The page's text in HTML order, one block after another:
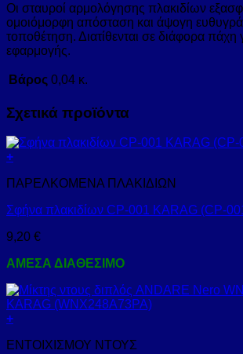
Οι σταυροί αρμολόγησης πλακιδίων
ομοιόμορφη απόσταση και άψογη
τοποθέτηση. Διατίθενται σε διάφορα πάχη
εφαρμογής.
Βάρος 0,04 κ.
Σχετικά προϊόντα
+
ΠΑΡΕΛΚΟΜΕΝΑ ΠΛΑΚΙΔΙΩΝ
Σφήνα πλακιδίων CP-001 KARAG (CP-
9,20 €
ΑΜΕΣΑ ΔΙΑΘΕΣΙΜΟ
+
ΕΝΤΟΙΧΙΣΜΟΥ ΝΤΟΥΣ